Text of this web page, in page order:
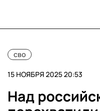
сво
15 НОЯБРЯ 2025 20:53
Над